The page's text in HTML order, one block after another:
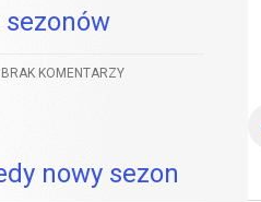
BRAK KOMENTARZY
nowy sezon